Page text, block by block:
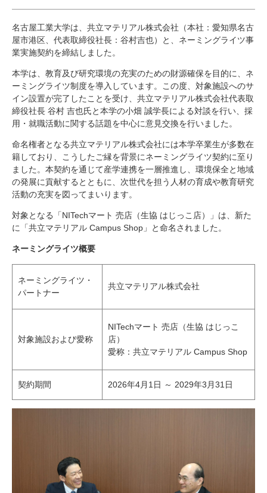
研究・教員Navi
受験生 在学生
卒業生
企業・研究者
地域・一般
寄附のお願い
名古屋工業大学は、共立マテリアル株式会社（本社：愛知県名古
屋市港区、代表取締役社長：谷村吉也）と、ネーミングライツ事
業実施契約を締結しました。
本学は、教育及び研究環境の充実のための財源確保を目的に、ネ
ーミングライツ制度を導入しています。この度、対象施設へのサ
イン設置が完了したことを受け、共立マテリアル株式会社代表取
締役社長 谷村 吉也氏と本学の小畑 誠学長による対談を行い、採
用・就職活動に関する話題を中心に意見交換を行いました。
命名権者となる共立マテリアル株式会社には本学卒業生が多数在
籍しており、こうしたご縁を背景にネーミングライツ契約に至り
ました。本契約を通じて産学連携を一層推進し、環境保全と地域
の発展に貢献するとともに、次世代を担う人材の育成や教育研究
活動の充実を図ってまいります。
対象となる「NITechマート 売店（生協 はじっこ店）」は、新た
に「共立マテリアル Campus Shop」と命名されました。
ネーミングライツ概要
ネーミングライツ・
パートナー
共立マテリアル株式会社
対象施設および愛称
NITechマート 売店（生協 はじっこ
店）
愛称：共立マテリアル Campus Shop
契約期間 2026年4月1日 ～ 2029年3月31日